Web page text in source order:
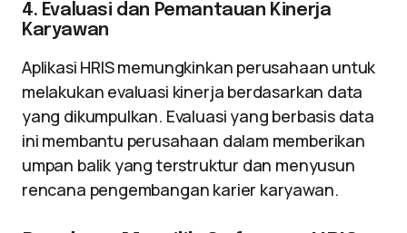
4. Evaluasi dan Pemantauan Kinerja
Karyawan
Aplikasi HRIS memungkinkan perusahaan untuk
melakukan evaluasi kinerja berdasarkan data
yang dikumpulkan. Evaluasi yang berbasis data
ini membantu perusahaan dalam memberikan
umpan balik yang terstruktur dan menyusun
rencana pengembangan karier karyawan.